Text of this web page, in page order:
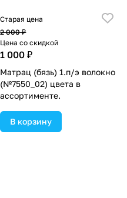
Старая цена
2 000 ₽
Цена со скидкой
1 000 ₽
Матрац (бязь) 1.п/э волокно
(№7550_02) цвета в
ассортименте.
В корзину